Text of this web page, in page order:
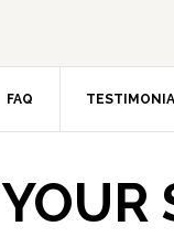
FAQ
YOUR